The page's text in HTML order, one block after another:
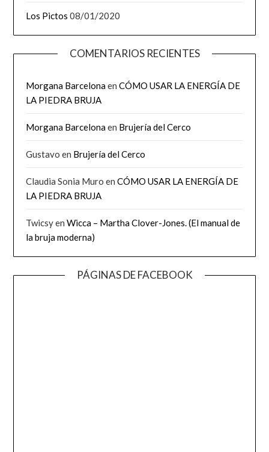
Los Pictos 08/01/2020
COMENTARIOS RECIENTES
Morgana BarcelonaenCÓMO USAR LA ENERGÍA DE
LA PIEDRA BRUJA
Morgana Barcelonaen Brujería del Cerco
Gustavo en Brujería del Cerco
Claudia Sonia Muro enCÓMO USAR LA ENERGÍA DE
LA PIEDRA BRUJA
TwicsyenWicca – Martha Clover-Jones. (El manual de
la bruja moderna)
PÁGINAS DE FACEBOOK